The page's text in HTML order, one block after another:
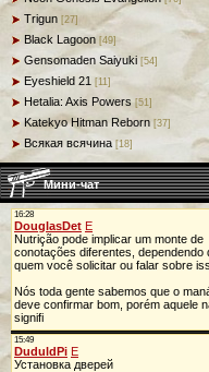
Trigun [27]
Black Lagoon [49]
Gensomaden Saiyuki [54]
Eyeshield 21 [11]
Hetalia: Axis Powers [51]
Katekyo Hitman Reborn [37]
Всякая всячина [18]
Мини-чат